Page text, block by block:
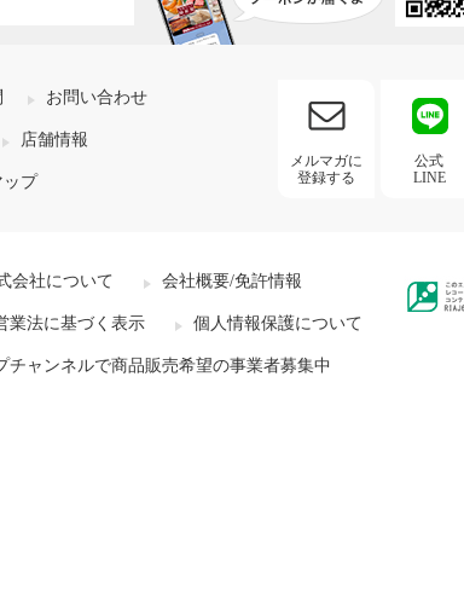
お問い合わせ
店舗情報
ップ
メルマガに
登録する
公式
LINE
会社について 会社概要/免許情報
業法に基づく表示 個人情報保護について
チャンネルで商品販売希望の事業者募集中